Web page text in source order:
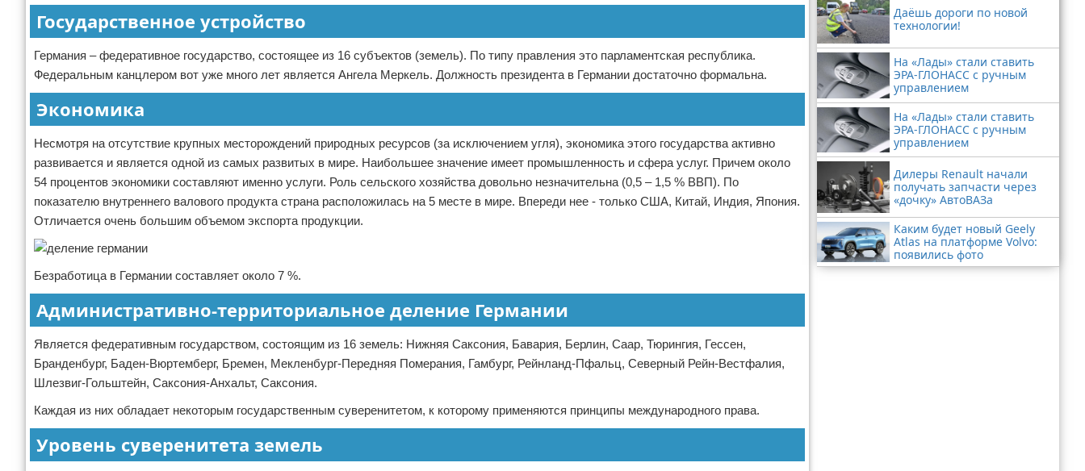
Государственное устройство
Германия – федеративное государство, состоящее из 16 субъектов (земель). По типу правления это парламентская республика.
Федеральным канцлером вот уже много лет является Ангела Меркель. Должность президента в Германии достаточно формальна.
Экономика
Несмотря на отсутствие крупных месторождений природных ресурсов (за исключением угля), экономика этого государства активно
развивается и является одной из самых развитых в мире. Наибольшее значение имеет промышленность и сфера услуг. Причем около
54 процентов экономики составляют именно услуги. Роль сельского хозяйства довольно незначительна (0,5 – 1,5 % ВВП). По
показателю внутреннего валового продукта страна расположилась на 5 месте в мире. Впереди нее - только США, Китай, Индия, Япония.
Отличается очень большим объемом экспорта продукции.
Безработица в Германии составляет около 7 %.
Административно-территориальное деление Германии
Является федеративным государством, состоящим из 16 земель: Нижняя Саксония, Бавария, Берлин, Саар, Тюрингия, Гессен,
Бранденбург, Баден-Вюртемберг, Бремен, Мекленбург-Передняя Померания, Гамбург, Рейнланд-Пфальц, Северный Рейн-Вестфалия,
Шлезвиг-Гольштейн, Саксония-Анхальт, Саксония.
Каждая из них обладает некоторым государственным суверенитетом, к которому применяются принципы международного права.
Уровень суверенитета земель
Даёшь дороги по новой
технологии!
На «Лады» стали ставить
ЭРА-ГЛОНАСС с ручным
управлением
На «Лады» стали ставить
ЭРА-ГЛОНАСС с ручным
управлением
Дилеры Renault начали
получать запчасти через
«дочку» АвтоВАЗа
Каким будет новый Geely
Atlas на платформе Volvo:
появились фото